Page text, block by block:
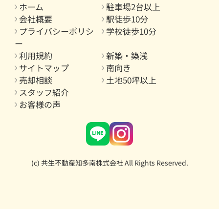
ホーム
駐車場2台以上
会社概要
駅徒歩10分
プライバシーポリシ
ー
学校徒歩10分
利用規約
新築・築浅
サイトマップ
南向き
売却相談
土地50坪以上
スタッフ紹介
お客様の声
(c) 共生不動産知多南株式会社 All Rights Reserved.